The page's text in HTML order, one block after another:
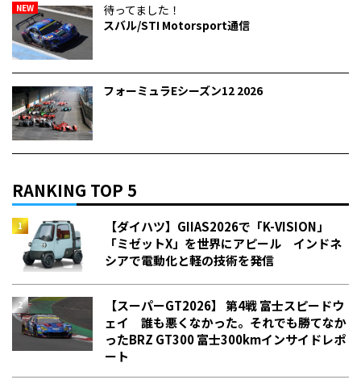
NEW
待ってました！
スバル/STI Motorsport通信
フォーミュラEシーズン12 2026
RANKING TOP 5
【ダイハツ】GIIAS2026で「K-VISION」
「ミゼットX」を世界にアピール インドネ
シアで電動化と軽の技術を発信
【スーパーGT2026】 第4戦 富士スピードウ
ェイ 誰も悪くなかった。それでも勝てなか
った――BRZ GT300 富士300kmインサイドレポ
ート